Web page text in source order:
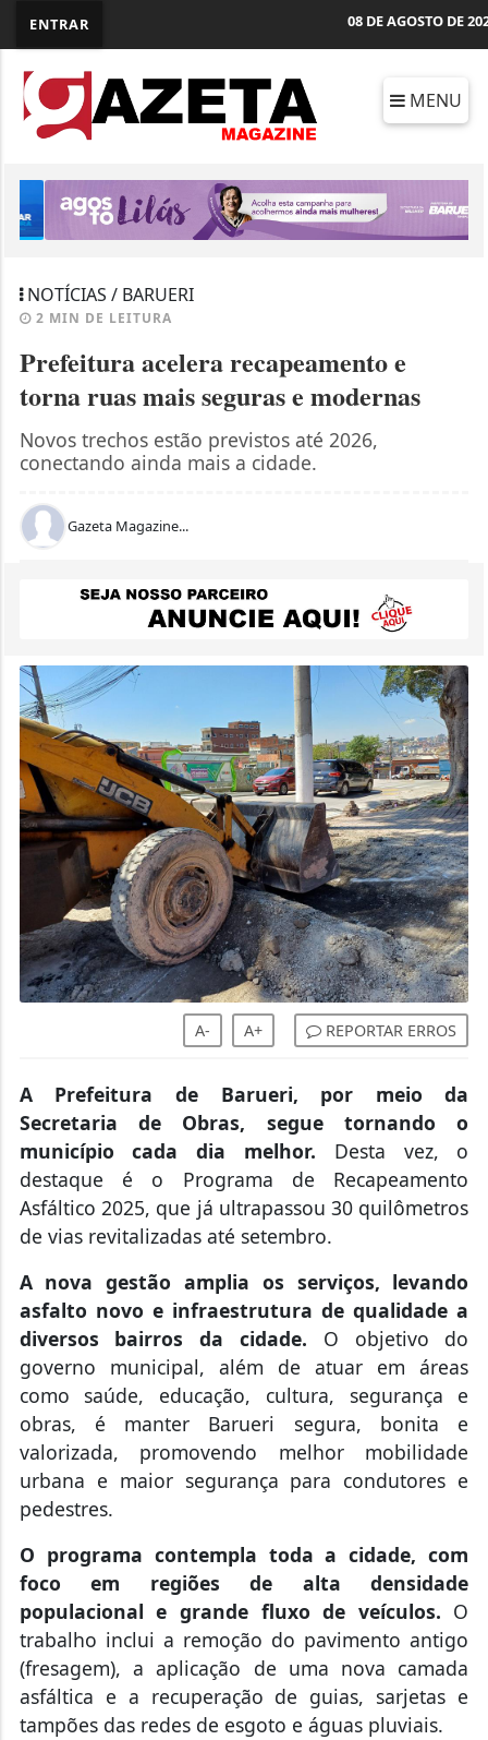
ENTRAR 08 DE AGOSTO DE
MENU
NOTÍCIAS / BARUERI
2 MIN DE LEITURA
Prefeitura acelera recapeamento e
torna ruas mais seguras e modernas
Novos trechos estão previstos até 2026,
conectando ainda mais a cidade.
Gazeta Magazine...
A- A+ REPORTAR ERROS
A Prefeitura de Barueri, por meio da
Secretaria de Obras, segue tornando o
município cada dia melhor. Desta vez, o
destaque é o Programa de Recapeamento
Asfáltico 2025, que já ultrapassou 30 quilômetros
de vias revitalizadas até setembro.
A nova gestão amplia os serviços, levando
asfalto novo e infraestrutura de qualidade a
diversos bairros da cidade. O objetivo do
governo municipal, além de atuar em áreas
como saúde, educação, cultura, segurança e
obras, é manter Barueri segura, bonita e
valorizada, promovendo melhor mobilidade
urbana e maior segurança para condutores e
pedestres.
O programa contempla toda a cidade, com
foco em regiões de alta densidade
populacional e grande fluxo de veículos. O
trabalho inclui a remoção do pavimento antigo
(fresagem), a aplicação de uma nova camada
asfáltica e a recuperação de guias, sarjetas e
tampões das redes de esgoto e águas pluviais.